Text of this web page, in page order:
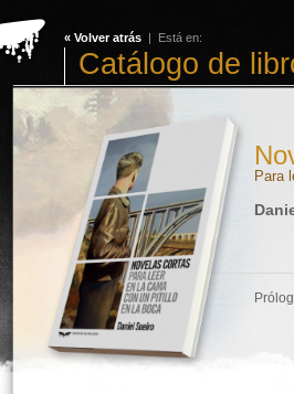
« Volver atrás | Está en:
Catálogo de
Para